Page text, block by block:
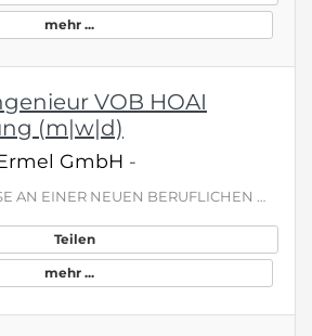
mehr ...
VOB HOAI
(m|w|d)
GmbH -
DU HAST INTERESSE AN EINER NEUEN BERUFLICHEN HERAUSFORDERUNG? Wir suchen zur Verstärkung unseres Teams in Frankfurt am Main nach erfahrenen Bauingenieuren (m|w|d) für unsere bundesweiten Projekte in der Objektplanung von Ingenieurbauwerken . WORAUF DU DICH FREUEN KANNST Unbefristete Festanstellung mit langfristiger Perspektive Arbeitgeberzuschuss zur betrieblichen Altersvorsorge Flexible Arbeitszeiten Ein teamorientiertes , respektvolles Arbeitsumfeld , in dem Leistung wertgeschätzt wird Intens…
Teilen
mehr ...